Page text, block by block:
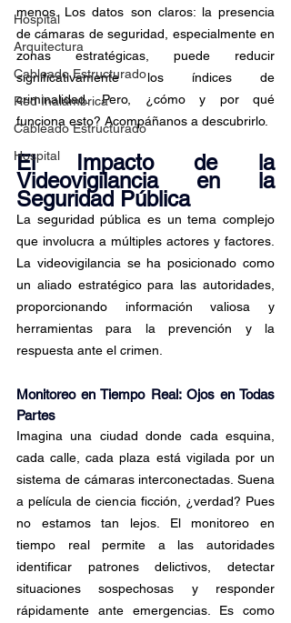
Hospital
Arquitectura
Cableado Estructurado
Red Inalámbrica
Cableado Estructurado
Hospital
menos. Los datos son claros: la presencia
de cámaras de seguridad, especialmente en
zonas estratégicas, puede reducir
significativamente los índices de
criminalidad. Pero, ¿cómo y por qué
funciona esto? Acompáñanos a descubrirlo.
El Impacto de la
Videovigilancia en la
Seguridad Pública
La seguridad pública es un tema complejo
que involucra a múltiples actores y factores.
La videovigilancia se ha posicionado como
un aliado estratégico para las autoridades,
proporcionando información valiosa y
herramientas para la prevención y la
respuesta ante el crimen.
Monitoreo en Tiempo Real: Ojos en Todas
Partes
Imagina una ciudad donde cada esquina,
cada calle, cada plaza está vigilada por un
sistema de cámaras interconectadas. Suena
a película de ciencia ficción, ¿verdad? Pues
no estamos tan lejos. El monitoreo en
tiempo real permite a las autoridades
identificar patrones delictivos, detectar
situaciones sospechosas y responder
rápidamente ante emergencias. Es como